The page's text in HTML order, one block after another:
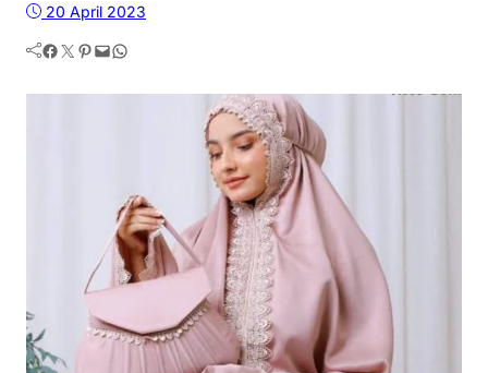
20 April 2023
Facebook Twitter Pinterest Mail WhatsApp